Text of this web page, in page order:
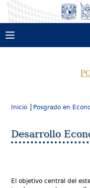
Econometría
Economía
Revista El Semestre
Posgrado en Economía
Acerca del
Maestría
Convocatoria
Plan de estudios
Campos de
Desarrollo
Economía
Tutores
Cómputo
Recursos para la
Inicio Posgrado en
Desarrollo
El objetivo central del